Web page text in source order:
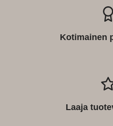
Kotimainen
Laaja